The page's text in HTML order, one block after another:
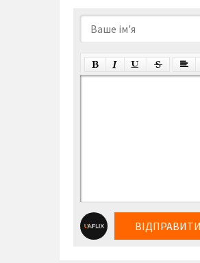
ВІДПРАВИТИ